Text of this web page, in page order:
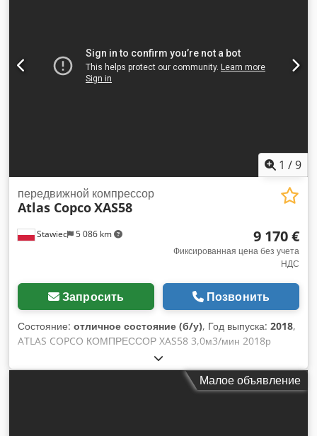
1 /9
Stawiec 5 086 km
передвижной компрессор
Atlas CopcoXAS58
9 170 €
Фиксированная цена без учета
НДС
Запросить Позвонить
Состояние: отличное состояние (б/у), Год выпуска: 2018,
ATLAS COPCO КОМПРЕССОР XAS58 3,0м3/мин 2018р
Дизельный компрессор ATLAS COPCO XAS 58 машина
после сервисного обслуживания Технические данные:
Dodpfotyk Svjx Ag Uock производительность 3,00 м3/мин;
Малое объявление